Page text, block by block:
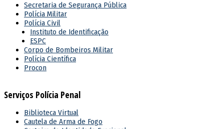
Secretaria de Segurança Pública
Polícia Militar
Polícia Civil
Instituto de Identificação
ESPC
Corpo de Bombeiros Militar
Polícia Científica
Procon
Serviços Polícia Penal
Biblioteca Virtual
Cautela de Arma de Fogo